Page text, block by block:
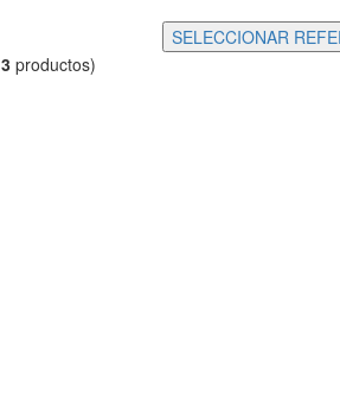
3productos)